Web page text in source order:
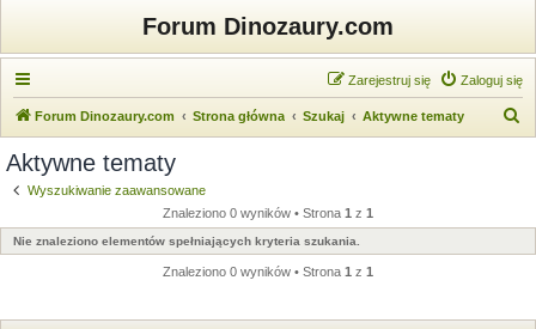
Forum Dinozaury.com
Zaloguj się
Zarejestruj się
Forum Dinozaury.com Strona główna Szukaj Aktywne tematy
a
j
Aktywne tematy
Wyszukiwanie zaawansowane
Znaleziono 0 wyników • Strona 1 z 1
Nie znaleziono elementów spełniających kryteria szukania.
Znaleziono 0 wyników • Strona 1 z 1